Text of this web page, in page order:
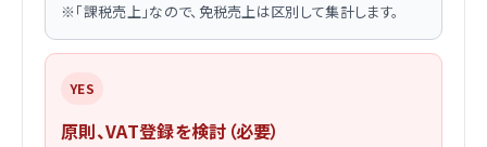
※「課税売上」なので、免税売上は区別して集計します。
YES
原則、VAT登録を検討（必要）